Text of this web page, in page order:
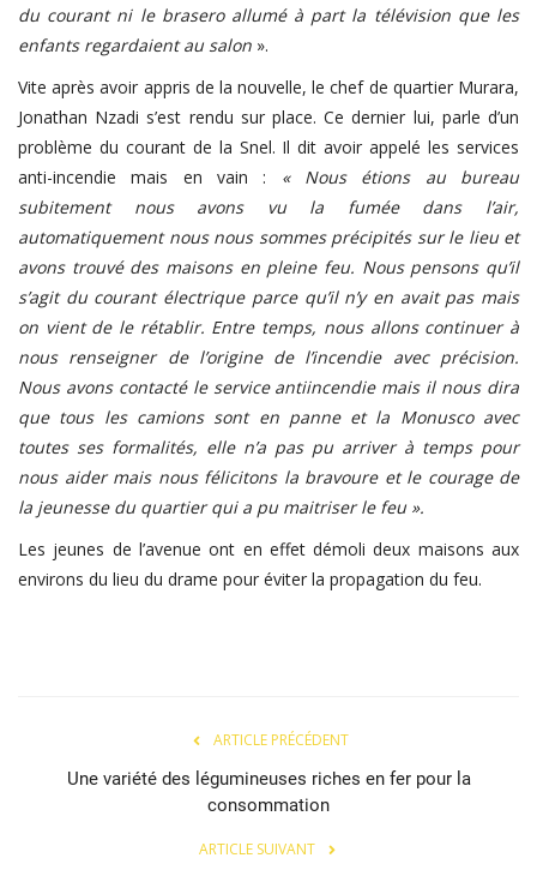
du courant ni le brasero allumé à part la télévision que les
enfants regardaient au salon ».
Vite après avoir appris de la nouvelle, le chef de quartier Murara,
Jonathan Nzadi s’est rendu sur place. Ce dernier lui, parle d’un
problème du courant de la Snel. Il dit avoir appelé les services
anti-incendie mais en vain : « Nous étions au bureau
subitement nous avons vu la fumée dans l’air,
automatiquement nous nous sommes précipités sur le lieu et
avons trouvé des maisons en pleine feu. Nous pensons qu’il
s’agit du courant électrique parce qu’il n’y en avait pas mais
on vient de le rétablir. Entre temps, nous allons continuer à
nous renseigner de l’origine de l’incendie avec précision.
Nous avons contacté le service antiincendie mais il nous dira
que tous les camions sont en panne et la Monusco avec
toutes ses formalités, elle n’a pas pu arriver à temps pour
nous aider mais nous félicitons la bravoure et le courage de
la jeunesse du quartier qui a pu maitriser le feu ».
Les jeunes de l’avenue ont en effet démoli deux maisons aux
environs du lieu du drame pour éviter la propagation du feu.
ARTICLE PRÉCÉDENT
Une variété des légumineuses riches en fer pour la
consommation
ARTICLE SUIVANT